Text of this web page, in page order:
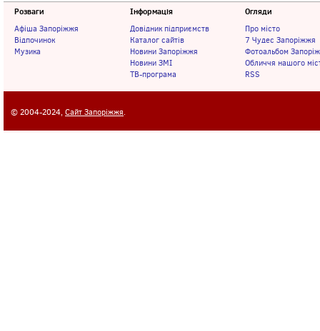
Розваги
Афіша Запоріжжя
Відпочинок
Музика
Інформація
Довідник підприємств
Каталог сайтів
Новини Запоріжжя
Новини ЗМІ
ТВ-програма
Огляди
Про місто
7 Чудес Запоріжжя
Фотоальбом
Обличчя нашого
RSS
© 2004-2024, Сайт Запоріжжя.